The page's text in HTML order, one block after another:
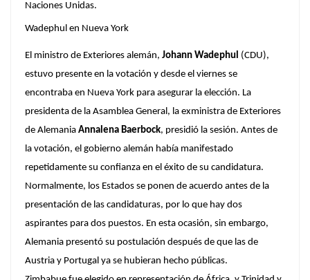
Naciones Unidas.
Wadephul en Nueva York
El ministro de Exteriores alemán, Johann Wadephul (CDU),
estuvo presente en la votación y desde el viernes se
encontraba en Nueva York para asegurar la elección. La
presidenta de la Asamblea General, la exministra de Exteriores
de Alemania Annalena Baerbock, presidió la sesión. Antes de
la votación, el gobierno alemán había manifestado
repetidamente su confianza en el éxito de su candidatura.
Normalmente, los Estados se ponen de acuerdo antes de la
presentación de las candidaturas, por lo que hay dos
aspirantes para dos puestos. En esta ocasión, sin embargo,
Alemania presentó su postulación después de que las de
Austria y Portugal ya se hubieran hecho públicas.